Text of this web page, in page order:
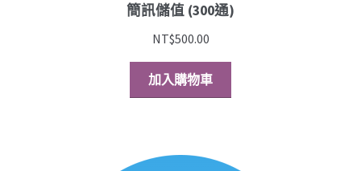
簡訊儲值 (300通)
NT$500.00
加入購物車